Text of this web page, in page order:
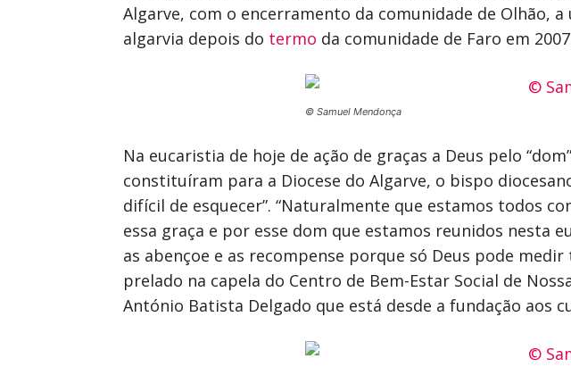
Algarve, com o encerramento da comunidade de Olhão,
algarvia depois do termo da comunidade de Faro em
© Samuel Mendonça
Na eucaristia de hoje de ação de graças a Deus pelo
constituíram para a Diocese do Algarve, o bispo
difícil de esquecer”. “Naturalmente que estamos todos
essa graça e por esse dom que estamos reunidos nesta
as abençoe e as recompense porque só Deus pode
prelado na capela do Centro de Bem-Estar Social de
António Batista Delgado que está desde a fundação aos